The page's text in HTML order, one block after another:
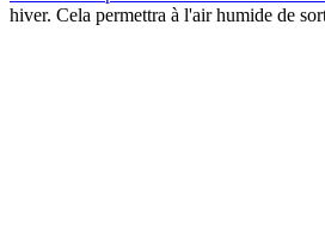
hiver. Cela permettra à l'air humide de